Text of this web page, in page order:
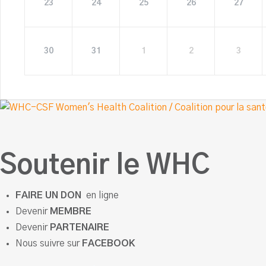
23 24 25 26 27
30 31 1 2 3
Soutenir le WHC
FAIRE UN DON
en ligne
Devenir MEMBRE
Devenir PARTENAIRE
Nous suivre sur FACEBOOK